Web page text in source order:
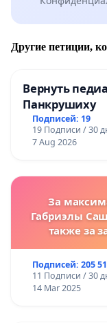
Другие петиции,
Вернуть
Панкрушиху
Подписей: 19
19 Подписи / 30
7 Aug 2026
За
Габриэлы
также за
за
Подписей: 205
11 Подписи / 30
14 Mar 2025